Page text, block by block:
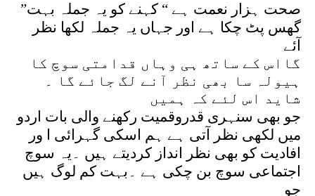
”صحت ہزار نعمت ہے “ کہنے کو یہ جملہ بہت
گھس پٹ چکا ہے اور جہاں یہ جملہ لکھا نظر
آئے
گااس کے ساتھ ہی وہاں قدامتی سوچ کا
ہیولہ سا بھی نظر آنے لگ جائے گا ۔
شاید اس لئے کہ ہمیں
جو بھی سنہری قدروقمیت رکھنے والی بات اردو
میں لکھی نظر آتی ہے ہم اسکی گہرائی ا ور
افادیت کو بھی نظر انداز کردیتے ہیں ۔یہ سوچ
اجتماعی سوچ بن چکی ہے ۔بہت کم لوگ ہیں
جو